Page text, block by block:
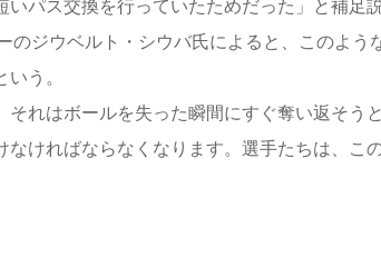
パス交換を行っていたためだった」と補足説
ジウベルト・シウバ氏によると、このよう
う。
それはボールを失った瞬間にすぐ奪い返そう
ければならなくなります。選手たちは、こ